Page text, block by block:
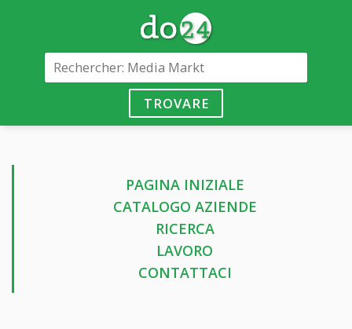
TROVARE
PAGINA INIZIALE
CATALOGO AZIENDE
RICERCA
LAVORO
CONTATTACI